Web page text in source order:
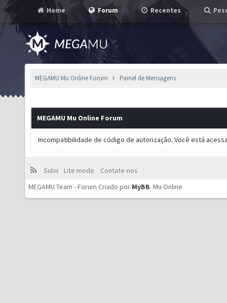
Home Forum Recentes
MEGAMU Mu Online Forum Painel de Mensagens
MEGAMU Mu Online Forum
Incompatibilidade de código de autorização. Você está
Subir Lite mode
Contate-nos
MEGAMU Team - Forum Criado por MyBB. Mu Online